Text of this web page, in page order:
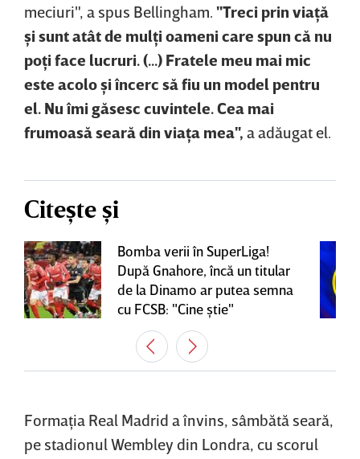
meciuri", a spus Bellingham. "Treci prin viaţă
şi sunt atât de mulţi oameni care spun că nu
poţi face lucruri. (...) Fratele meu mai mic
este acolo şi încerc să fiu un model pentru
el. Nu îmi găsesc cuvintele. Cea mai
frumoasă seară din viaţa mea", a adăugat el.
Citește și
Bomba verii în SuperLiga!
După Gnahore, încă un titular
de la Dinamo ar putea semna
cu FCSB: "Cine ştie"
Formaţia Real Madrid a învins, sâmbătă seară,
pe stadionul Wembley din Londra, cu scorul